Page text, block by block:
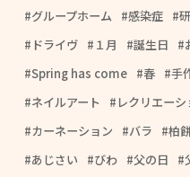
グループホーム
感染症
ドライヴ
１月 誕生日
Spring has come
春 手
ネイルアート
レクリエー
カーネーション
バラ 柏
あじさい
びわ 父の日